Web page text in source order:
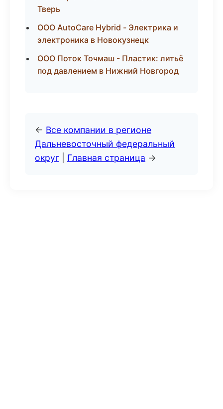
Тверь
ООО AutoCare Hybrid - Электрика и
электроника в Новокузнецк
ООО Поток Точмаш - Пластик: литьё
под давлением в Нижний Новгород
← Все компании в регионе
Дальневосточный федеральный
округ
Главная страница →